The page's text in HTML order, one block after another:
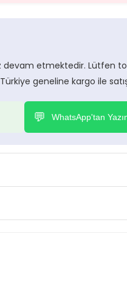
devam etmektedir. Lütfen
geneline kargo ile
💬 WhatsApp'tan